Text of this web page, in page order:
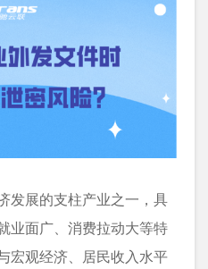
发展的支柱产业之一，具
业面广、消费拉动大等特
宏观经济、居民收入水平